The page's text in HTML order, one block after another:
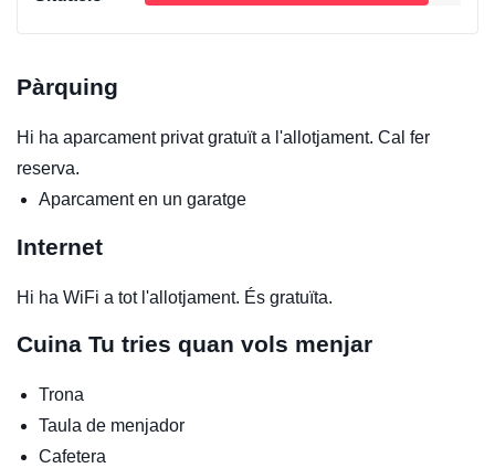
Pàrquing
Hi ha aparcament privat gratuït a l'allotjament. Cal fer
reserva.
Aparcament en un garatge
Internet
Hi ha WiFi a tot l'allotjament. És gratuïta.
Cuina Tu tries quan vols menjar
Trona
Taula de menjador
Cafetera